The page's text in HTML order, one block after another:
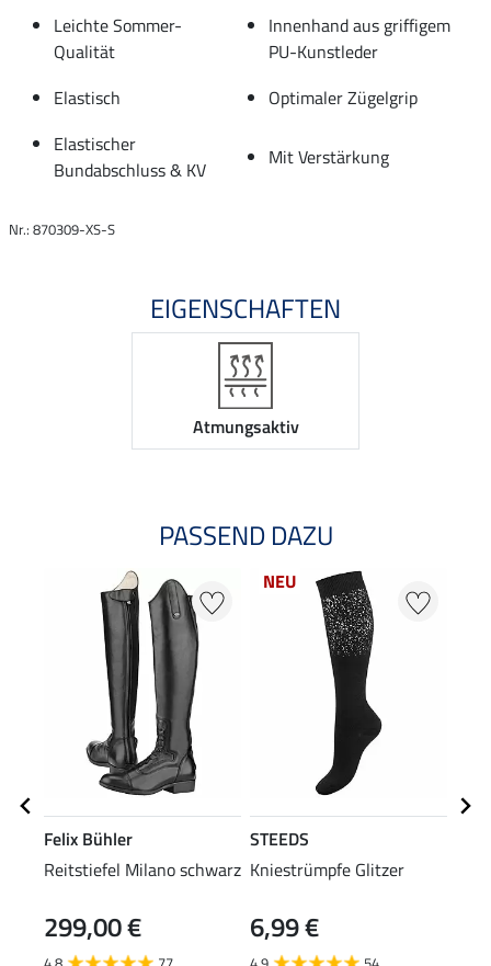
Leichte Sommer-
Qualität
Innenhand aus griffigem
PU-Kunstleder
Elastisch
Optimaler Zügelgrip
Elastischer
Bundabschluss & KV
Mit Verstärkung
Nr.: 870309-XS-S
EIGENSCHAFTEN
Atmungsaktiv
PASSEND DAZU
Felix Bühler
Reitstiefel Milano schwarz
299,00 €
NEU
STEEDS
Kniestrümpfe Glitzer
6,99 €